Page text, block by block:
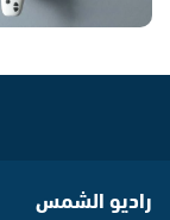
راديو الشمس